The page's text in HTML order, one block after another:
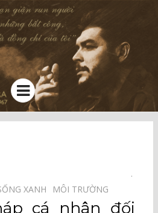
Menu
XANH⠀ MÔI TRƯỜNG⠀
cá nhân đối